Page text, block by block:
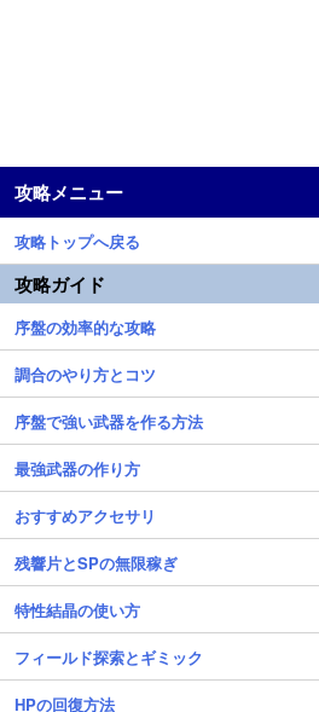
攻略メニュー
攻略トップへ戻る
攻略ガイド
序盤の効率的な攻略
調合のやり方とコツ
序盤で強い武器を作る方法
最強武器の作り方
おすすめアクセサリ
残響片とSPの無限稼ぎ
特性結晶の使い方
フィールド探索とギミック
HPの回復方法